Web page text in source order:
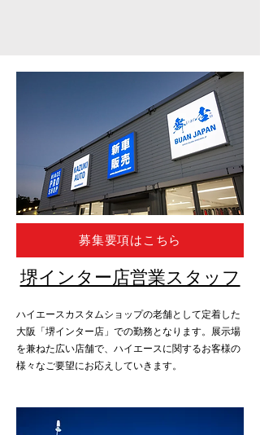
募集要項はこちら
堺インター店営業スタッフ
ハイエースカスタムショップの老舗として定着した
大阪「堺インター店」での勤務となります。展示場
を兼ねた広い店舗で、ハイエースに関するお客様の
様々なご要望にお応えしていきます。